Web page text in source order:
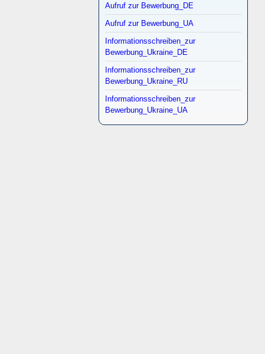
Aufruf zur Bewerbung_DE
Aufruf zur Bewerbung_UA
Informationsschreiben_zur
Bewerbung_Ukraine_DE
Informationsschreiben_zur
Bewerbung_Ukraine_RU
Informationsschreiben_zur
Bewerbung_Ukraine_UA